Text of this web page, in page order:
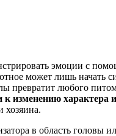
эмоции с
может лишь начать
превратит любого
изменению характера
хозяина.
в область головы